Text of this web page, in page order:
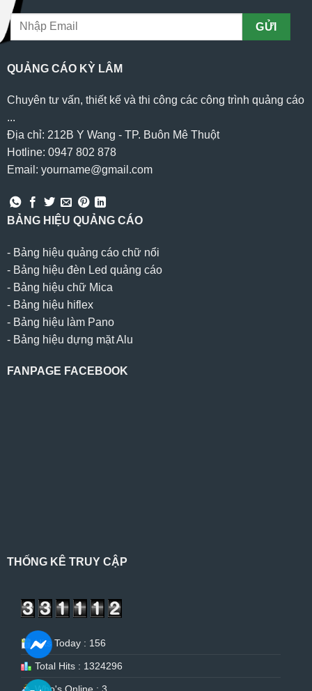
QUẢNG CÁO KỲ LÂM
Chuyên tư vấn, thiết kế và thi công các công trình quảng cáo
...
Địa chỉ: 212B Y Wang - TP. Buôn Mê Thuột
Hotline: 0947 802 878
Email: yourname@gmail.com
BẢNG HIỆU QUẢNG CÁO
- Bảng hiệu quảng cáo chữ nổi
- Bảng hiệu đèn Led quảng cáo
- Bảng hiệu chữ Mica
- Bảng hiệu hiflex
- Bảng hiệu làm Pano
- Bảng hiệu dựng mặt Alu
FANPAGE FACEBOOK
THỐNG KÊ TRUY CẬP
Hits Today : 156
Total Hits : 1324296